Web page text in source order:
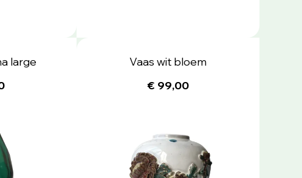
large
Vaas wit bloem
€ 99,00